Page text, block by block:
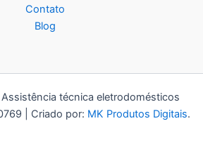
Contato
Blog
técnica eletrodomésticos
| Criado por: MK Produtos Digitais.